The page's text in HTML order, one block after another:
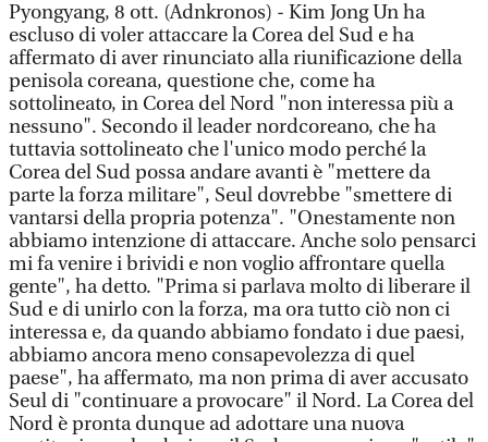
Pyongyang, 8 ott. (Adnkronos) - Kim Jong Un ha
escluso di voler attaccare la Corea del Sud e ha
affermato di aver rinunciato alla riunificazione della
penisola coreana, questione che, come ha
sottolineato, in Corea del Nord "non interessa più a
nessuno". Secondo il leader nordcoreano, che ha
tuttavia sottolineato che l'unico modo perché la
Corea del Sud possa andare avanti è "mettere da
parte la forza militare", Seul dovrebbe "smettere di
vantarsi della propria potenza". "Onestamente non
abbiamo intenzione di attaccare. Anche solo pensarci
mi fa venire i brividi e non voglio affrontare quella
gente", ha detto. "Prima si parlava molto di liberare il
Sud e di unirlo con la forza, ma ora tutto ciò non ci
interessa e, da quando abbiamo fondato i due paesi,
abbiamo ancora meno consapevolezza di quel
paese", ha affermato, ma non prima di aver accusato
Seul di "continuare a provocare" il Nord. La Corea del
Nord è pronta dunque ad adottare una nuova